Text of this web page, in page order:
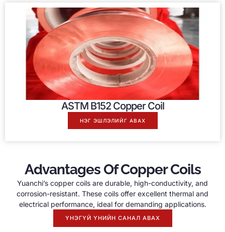
ASTM B152 Copper Coil
НЭГ ЭШЛЭЛИЙГ АВАХ
Advantages Of Copper Coils
Yuanchi’s copper coils are durable, high-conductivity, and
corrosion-resistant. These coils offer excellent thermal and
electrical performance, ideal for demanding applications.
ҮНЭГҮЙ ҮНИЙН САНАЛ АВАХ